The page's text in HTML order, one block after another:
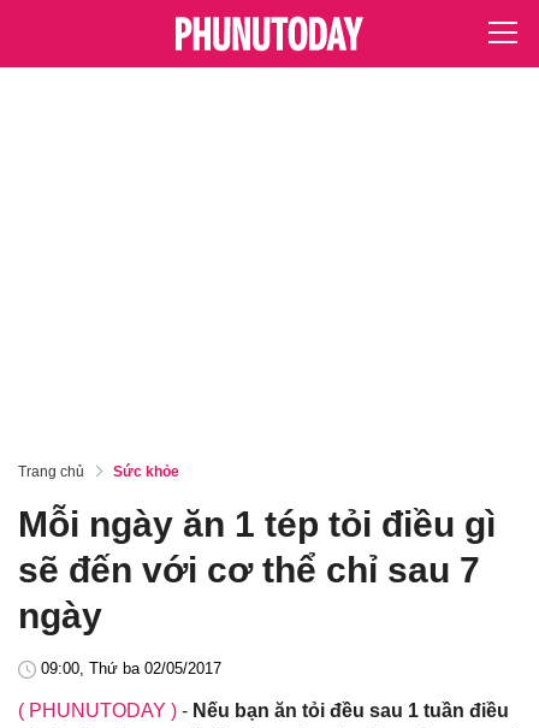
Trang chủ Sức khỏe
Mỗi ngày ăn 1 tép tỏi điều gì
sẽ đến với cơ thể chỉ sau 7
ngày
09:00, Thứ ba 02/05/2017
( PHUNUTODAY ) - Nếu bạn ăn tỏi đều sau 1 tuần điều